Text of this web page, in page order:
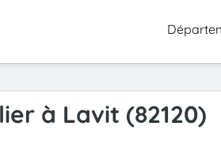
à Lavit (82120)